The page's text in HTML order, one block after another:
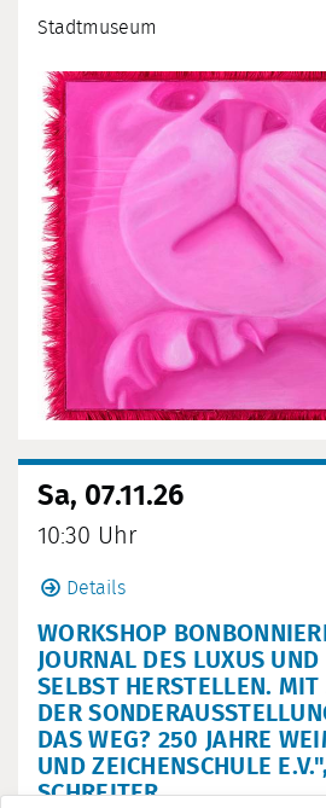
Stadtmuseum
Sa, 07.11.26
10:30 Uhr
Details
WORKSHOP
JOURNAL DES LUXUS UND
SELBST HERSTELLEN.
DER
DAS WEG? 250 JAHRE
UND ZEICHENSCHULE
SCHREITER